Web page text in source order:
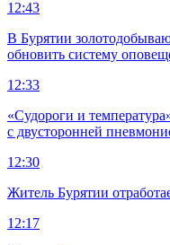
12:43
В Бурятии
обновить систему
12:33
«Судороги и
с двусторонней
12:30
Житель Бурятии
12:17